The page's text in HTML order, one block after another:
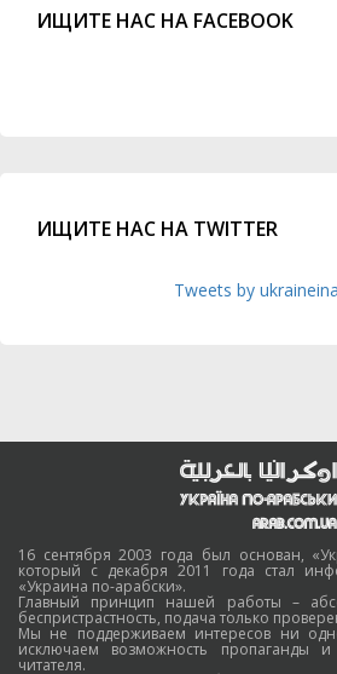
ИЩИТЕ НАС НА FACEBOOK
ИЩИТЕ НАС НА TWITTER
Tweets by
16 сентября 2003 года был основан,
который с декабря 2011 года стал
«Украина по-арабски».
Главный принцип нашей работы –
беспристрастность, подача только
Мы не поддерживаем интересов ни
исключаем возможность пропаганды
читателя.